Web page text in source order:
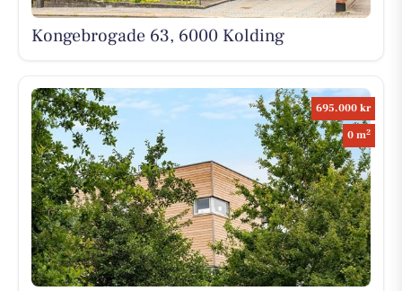
Kongebrogade 63, 6000 Kolding
695.000 kr
0 m2